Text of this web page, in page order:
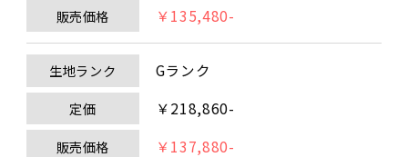
販売価格 ￥135,480-
生地ランク Gランク
定価 ￥218,860-
販売価格 ￥137,880-